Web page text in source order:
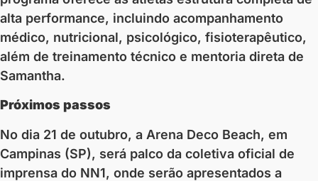
alta performance, incluindo acompanhamento
médico, nutricional, psicológico, fisioterapêutico,
além de treinamento técnico e mentoria direta de
Samantha.
Próximos passos
No dia 21 de outubro, a Arena Deco Beach, em
Campinas (SP), será palco da coletiva oficial de
imprensa do NN1, onde serão apresentados a